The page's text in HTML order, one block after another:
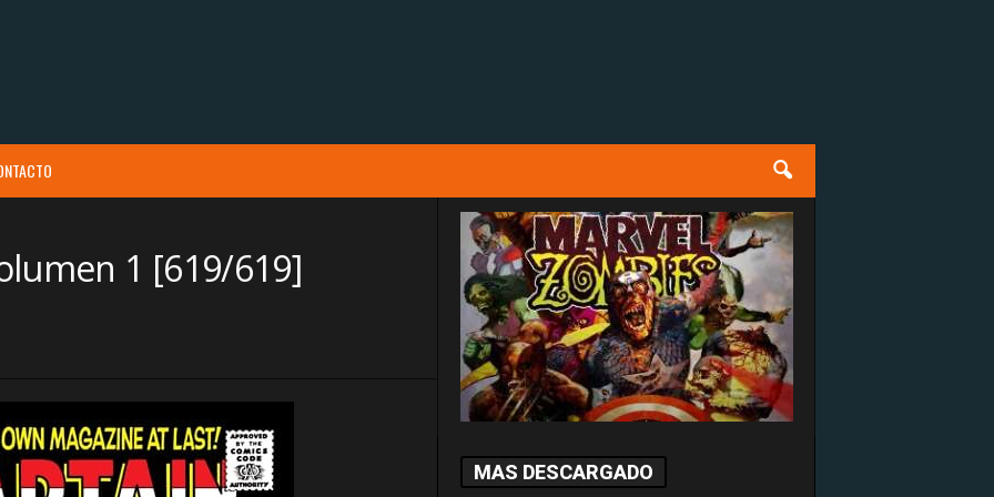
1 [619/619]
MAS DESCARGADO